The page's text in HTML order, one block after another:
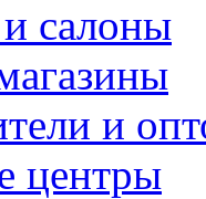
салоны
и
центры